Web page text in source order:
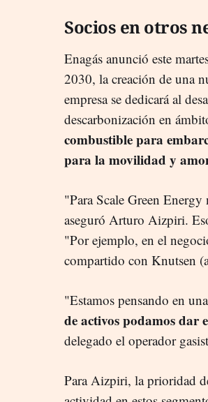
Socios en otros
Enagás anunció este
2030, la creación de una
empresa se dedicará al
descarbonización en
combustible para
para la movilidad y
"Para Scale Green
aseguró Arturo Aizpiri.
"Por ejemplo, en el
compartido con Knutsen
"Estamos pensando en
de activos podamos dar
delegado el operador
Para Aizpiri, la prioridad